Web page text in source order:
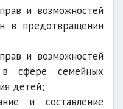
и возможностей
в предотвращении
и возможностей
сфере семейных
детей;
и составление